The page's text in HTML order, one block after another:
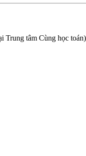
Trung tâm Cùng học toán)